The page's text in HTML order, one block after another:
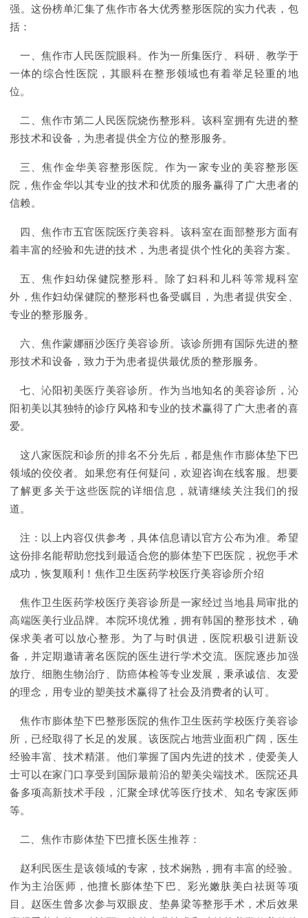
强。这份榜单汇集了焦作市各大优秀整形医院的实力代表，包
括：
一、焦作市人民医院眼科。作为一所集医疗、科研、教学于
一体的综合性医院，其眼科在整形领域也有着举足轻重的地
位。
二、焦作市第二人民医院烧伤整形科。该科室拥有先进的整
形技术和设备，为患者提供全方位的整形服务。
三、焦作金华美容整形医院。作为一家专业的美容整形医
院，焦作金华以其专业的技术和优质的服务赢得了广大患者的
信赖。
四、焦作市五官医院医疗美容科。该科室在面部整形方面有
着丰富的经验和先进的技术，为患者提供个性化的美容方案。
五、焦作妇幼保健院整形科。除了妇科和儿科等常规科室
外，焦作妇幼保健院的整形科也备受瞩目，为患者提供安全、
专业的整形服务。
六、焦作蒙娜丽沙医疗美容诊所。该诊所拥有国际先进的整
形技术和设备，致力于为患者提供最优质的整形服务。
七、沁阳初美医疗美容诊所。作为当地知名的美容诊所，沁
阳初美以其独特的诊疗风格和专业的技术赢得了广大患者的喜
爱。
这八家医院和诊所的排名不分先后，都是焦作市膨体垫下巴
领域的佼佼者。如果您有任何疑问，欢迎咨询在线客服。想要
了解更多关于这些医院的详细信息，就请继续关注我们的报
道。
注：以上内容仅供参考，具体信息请以官方公布为准。希望
这份排名能帮助您找到最适合您的膨体垫下巴医院，祝您手术
成功，恢复顺利！焦作卫生医药学校医疗美容诊所介绍
焦作卫生医药学校医疗美容诊所是一家经过当地县局审批的
高端医美行业品牌。本院环境优雅，拥有韩国的整形技术，确
保求美者可以放心整形。为了与时俱进，医院积极引进新设
备，并定期邀请著名医院的医生进行学术交流。医院逐步加强
放疗、细胞生物治疗、防癌体检等专业发展，秉承诚信、友爱
的理念，用专业的塑美技术赢得了社会及消费者的认可。
焦作市膨体垫下巴整形医院的焦作卫生医药学校医疗美容诊
所，已经取得了长足的发展。该医院占地营业面积广阔，医生
经验丰富、技术精湛。他们掌握了国内先进的技术，使爱美人
士可以在家门口享受到国际最前沿的塑美尖端技术。医院还具
备多项高新技术手段，汇聚全球优等医疗技术、知名专家医师
等。
二、焦作市膨体垫下巴擅长医生推荐：
赵利民医生是该领域的专家，技术娴熟，拥有丰富的经验。
作为主治医师，他擅长膨体垫下巴、彩光嫩肤美白祛斑等项
目。赵医生曾多次参与双眼皮、垫鼻梁等整形手术，术后效果